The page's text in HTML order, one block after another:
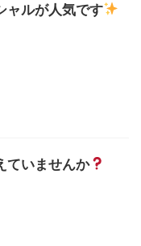
ャルが人気です
ていませんか